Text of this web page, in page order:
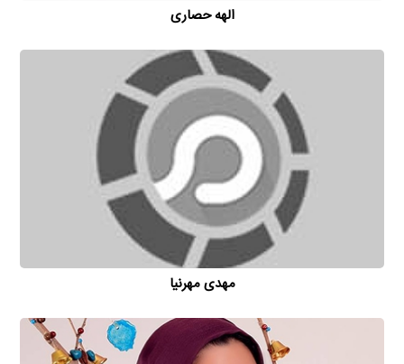
الهه حصاری
مهدی مهرنیا